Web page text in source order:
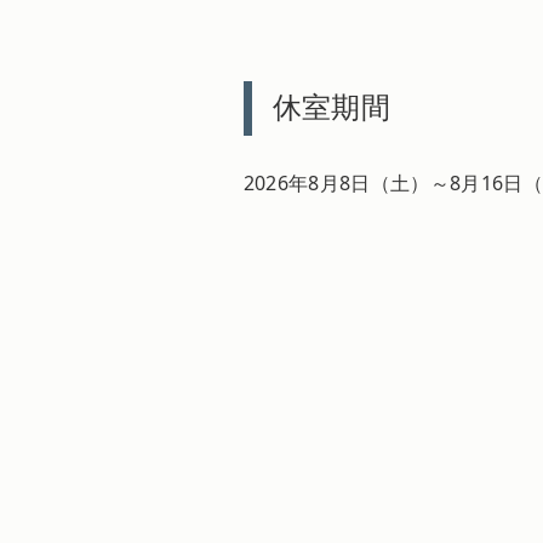
休室期間
2026年8月8日（土）～8月16日